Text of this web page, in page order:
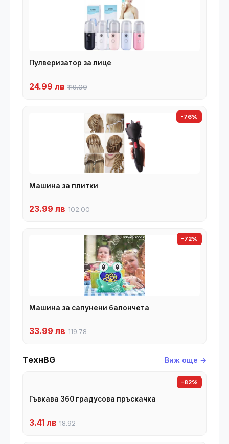
Пулверизатор за лице
24.99 лв 119.00
-76%
Машина за плитки
23.99 лв 102.00
-72%
Машина за сапунени балончета
33.99 лв 119.78
ТехнBG Виж още →
-82%
Гъвкава 360 градусова пръскачка
3.41 лв 18.92